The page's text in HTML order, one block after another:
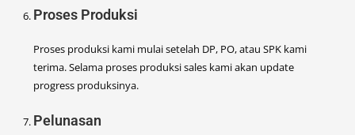
Proses Produksi
Proses produksi kami mulai setelah DP, PO, atau SPK kami
terima. Selama proses produksi sales kami akan update
progress produksinya.
Pelunasan